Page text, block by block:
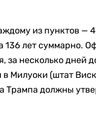
из пунктов — 4
136 лет суммарно.
за несколько дней
Милуоки (штат
Трампа должны